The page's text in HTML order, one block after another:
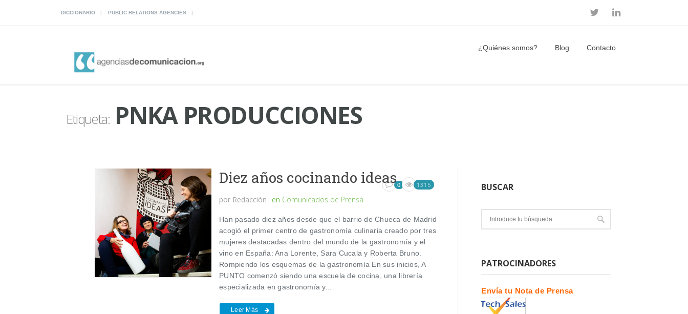
DICCIONARIO PUBLIC RELATIONS AGENCIES
¿Quiénes somos? Blog Contacto
Etiqueta:PNKA PRODUCCIONES
Diez años cocinando ideas
por Redacción en Comunicados de Prensa
0 1315
Han pasado diez años desde que el barrio de Chueca de Madrid
acogió el primer centro de gastronomía culinaria creado por tres
mujeres destacadas dentro del mundo de la gastronomía y el
vino en España: Ana Lorente, Sara Cucala y Roberta Bruno.
Rompiendo los esquemas de la gastronomía En sus inicios, A
PUNTO comenzó siendo una escuela de cocina, una librería
especializada en gastronomía y...
Leer Más
BUSCAR
PATROCINADORES
Envía tu Nota de Prensa